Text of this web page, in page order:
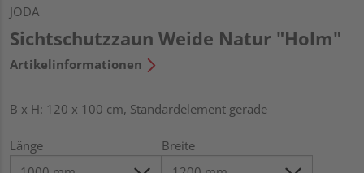
JODA
Sichtschutzzaun Weide Natur "Holm"
Artikelinformationen
B x H: 120 x 100 cm, Standardelement gerade
Länge Breite